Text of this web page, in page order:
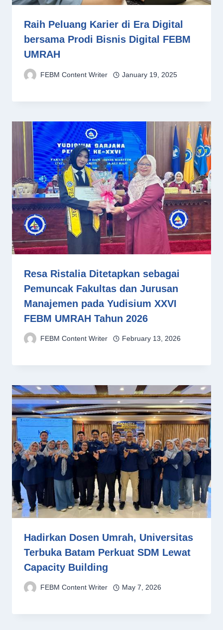
Raih Peluang Karier di Era Digital
bersama Prodi Bisnis Digital FEBM
UMRAH
FEBM Content Writer January 19, 2025
Resa Ristalia Ditetapkan sebagai
Pemuncak Fakultas dan Jurusan
Manajemen pada Yudisium XXVI
FEBM UMRAH Tahun 2026
FEBM Content Writer February 13, 2026
Hadirkan Dosen Umrah, Universitas
Terbuka Batam Perkuat SDM Lewat
Capacity Building
FEBM Content Writer May 7, 2026